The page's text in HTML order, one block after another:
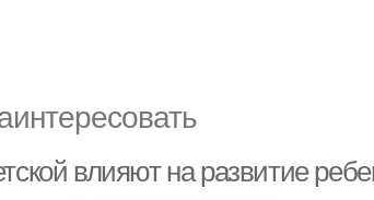
влияют на развитие